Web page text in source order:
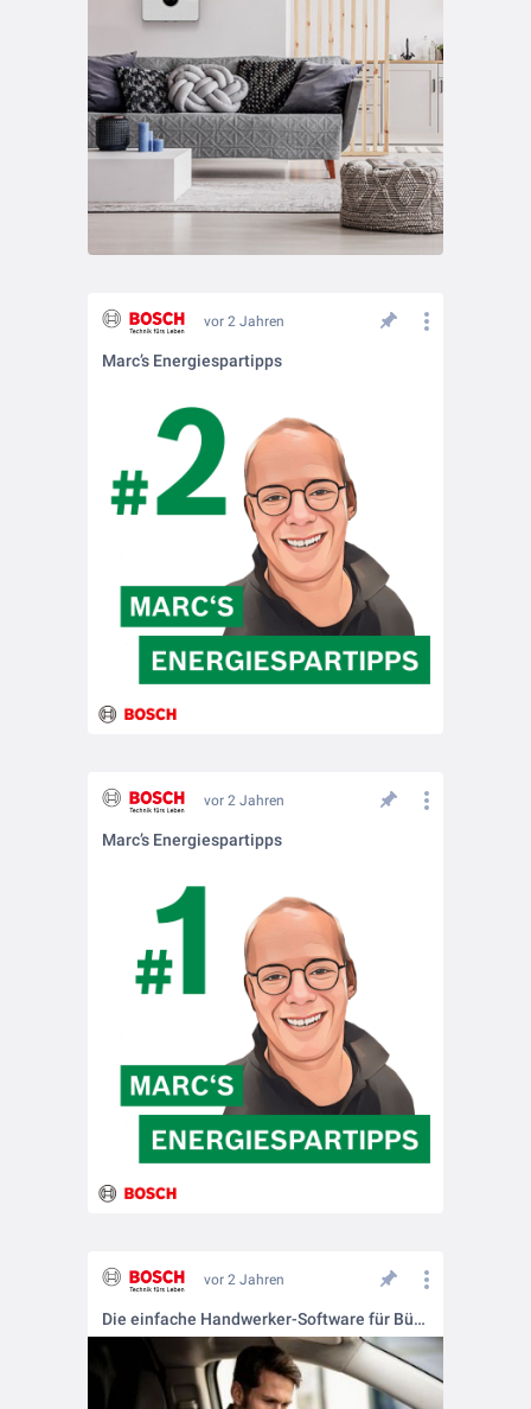
vor 2 Jahren
Marc’s Energiespartipps
vor 2 Jahren
Marc’s Energiespartipps
vor 2 Jahren
Die einfache Handwerker-Software für Büro und Baustelle